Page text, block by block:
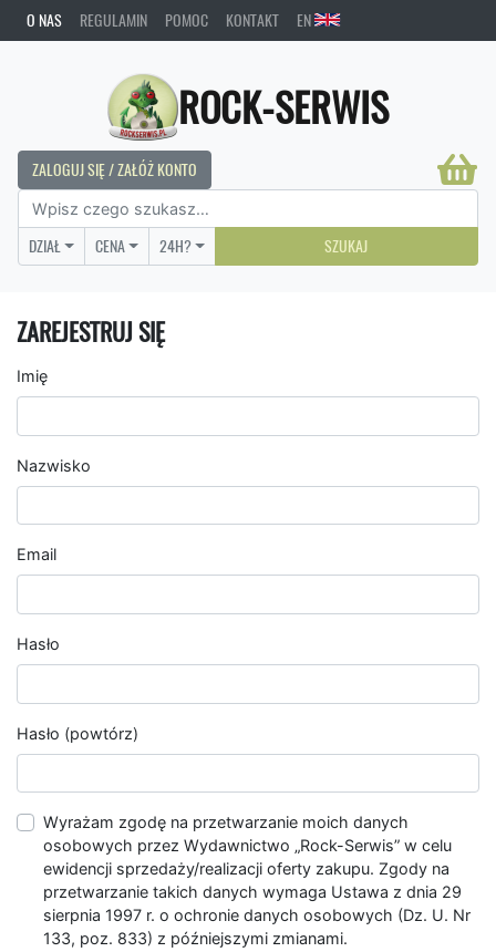
O NAS REGULAMIN POMOC KONTAKT EN
ROCK-SERWIS
ZALOGUJ SIĘ / ZAŁÓŻ KONTO
DZIAŁ CENA 24H? SZUKAJ
ZAREJESTRUJ SIĘ
Imię
Nazwisko
Email
Hasło
Hasło (powtórz)
Wyrażam zgodę na przetwarzanie moich danych
osobowych przez Wydawnictwo „Rock-Serwis” w celu
ewidencji sprzedaży/realizacji oferty zakupu. Zgody na
przetwarzanie takich danych wymaga Ustawa z dnia 29
sierpnia 1997 r. o ochronie danych osobowych (Dz. U. Nr
133, poz. 833) z późniejszymi zmianami.